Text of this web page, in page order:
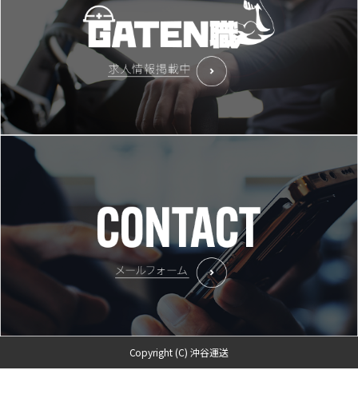
Copyright (C) 沖谷運送